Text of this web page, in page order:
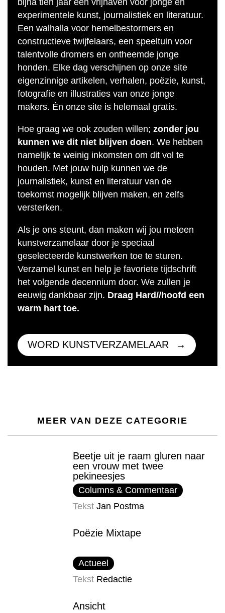
experimentele kunst, journalistiek en literatuur.
Een walhalla voor hemelbestormers en
constructieve twijfelaars, een speeltuin voor
talentvolle dromers en ontheemde jonge
honden. Elke dag verschijnen op onze site
eigenzinnige artikelen, verhalen, poëzie, kunst,
fotografie en illustraties van onze jonge
makers. Én onze site is helemaal gratis.
Hoe graag we ook zouden willen; zonder jou
kunnen we dit niet blijven doen. We hebben
namelijk te weinig inkomsten om dit vol te
houden. Met jouw hulp kunnen we de
journalistiek, kunst en literatuur van de
toekomst mogelijk blijven maken, en zelfs
versterken.
Als je ons steunt, dan maken wij jou meteen
kunstverzamelaar door je speciaal
geselecteerde kunstwerken toe te sturen.
Verzamel kunst en help je favoriete tijdschrift
het volgende decennium door. We zullen je
eeuwig dankbaar zijn. Draag Hard//hoofd een
warm hart toe.
WORD KUNSTVERZAMELAAR
MEER VAN DEZE CATEGORIE
Beetje uit je raam gluren naar
een vrouw met twee
pekineesjes
Columns & Commentaar
Tekst Jan Postma
Poëzie Mixtape
Actueel
Tekst Redactie
Ansicht